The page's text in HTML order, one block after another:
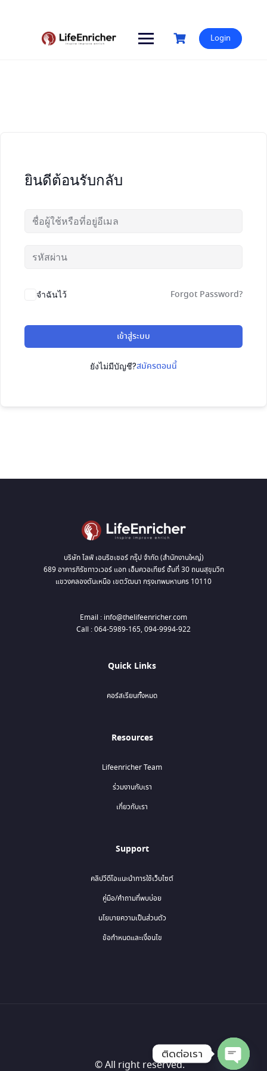
Login
ยินดีต้อนรับกลับ
จำฉันไว้ Forgot Password?
เข้าสู่ระบบ
ยังไม่มีบัญชี?สมัครตอนนี้
บริษัท ไลฟ์ เอนริชเชอร์ กรุ๊ป จำกัด (สำนักงานใหญ่)
689 อาคารภิรัชทาวเวอร์ แอท เอ็มควอเทียร์ ชั้นที่ 30 ถนนสุขุมวิท
แขวงคลองตันเหนือ เขตวัฒนา กรุงเทพมหานคร 10110
Email : info@thelifeenricher.com
Call : 064-5989-165, 094-9994-922
Quick Links
คอร์สเรียนทั้งหมด
Resources
Lifeenricher Team
ร่วมงานกับเรา
เกี่ยวกับเรา
Support
คลิปวีดีโอแนะนำการใช้เว็บไซต์
คู่มือ/คำถามที่พบบ่อย
นโยบายความเป็นส่วนตัว
ข้อกำหนดและเงื่อนไข
© All right reserved.
ติดต่อเรา